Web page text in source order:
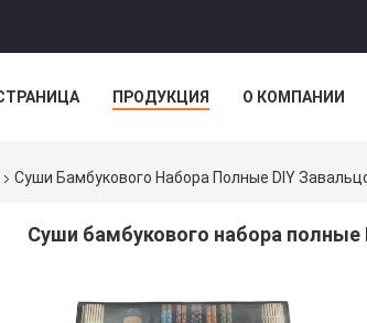
ПРОДУКЦИЯ О КОМПАНИИ
Суши Бамбукового Набора Полные DIY
Суши бамбукового набора полные